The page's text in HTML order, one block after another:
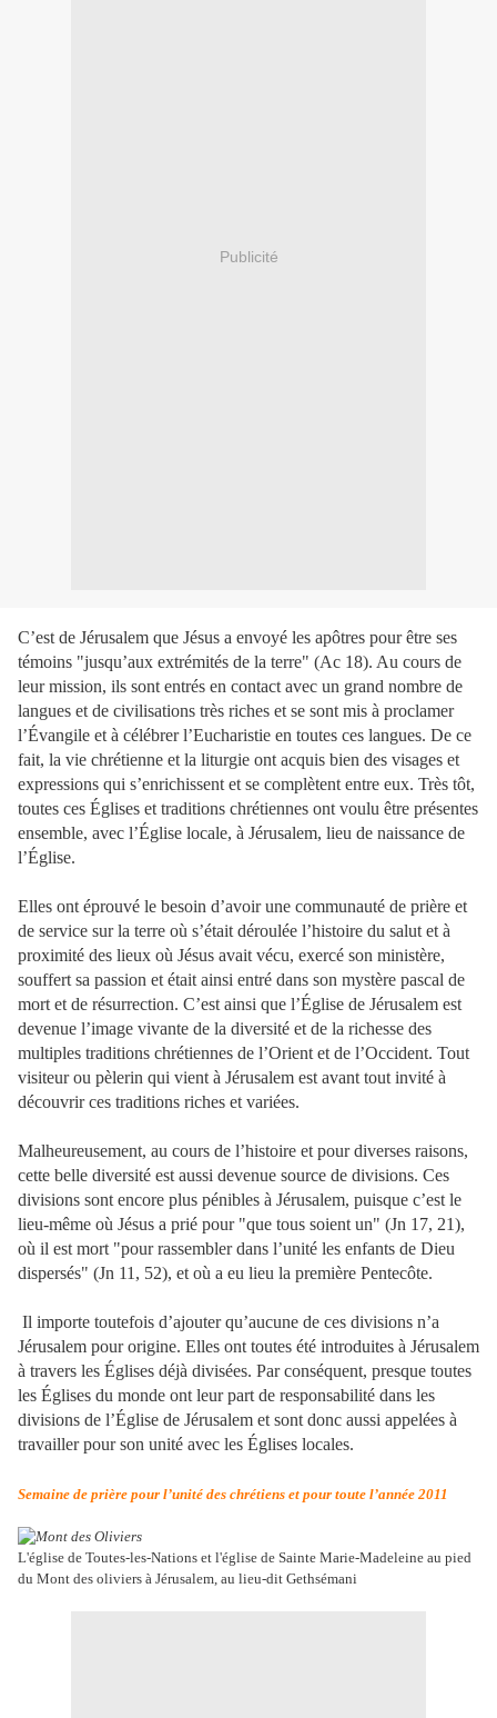
Publicité
C’est de Jérusalem que Jésus a envoyé les apôtres pour être ses
témoins "jusqu’aux extrémités de la terre" (Ac 18). Au cours de
leur mission, ils sont entrés en contact avec un grand nombre de
langues et de civilisations très riches et se sont mis à proclamer
l’Évangile et à célébrer l’Eucharistie en toutes ces langues. De ce
fait, la vie chrétienne et la liturgie ont acquis bien des visages et
expressions qui s’enrichissent et se complètent entre eux. Très tôt,
toutes ces Églises et traditions chrétiennes ont voulu être présentes
ensemble, avec l’Église locale, à Jérusalem, lieu de naissance de
l’Église.
Elles ont éprouvé le besoin d’avoir une communauté de prière et
de service sur la terre où s’était déroulée l’histoire du salut et à
proximité des lieux où Jésus avait vécu, exercé son ministère,
souffert sa passion et était ainsi entré dans son mystère pascal de
mort et de résurrection. C’est ainsi que l’Église de Jérusalem est
devenue l’image vivante de la diversité et de la richesse des
multiples traditions chrétiennes de l’Orient et de l’Occident. Tout
visiteur ou pèlerin qui vient à Jérusalem est avant tout invité à
découvrir ces traditions riches et variées.
Malheureusement, au cours de l’histoire et pour diverses raisons,
cette belle diversité est aussi devenue source de divisions. Ces
divisions sont encore plus pénibles à Jérusalem, puisque c’est le
lieu-même où Jésus a prié pour "que tous soient un" (Jn 17, 21),
où il est mort "pour rassembler dans l’unité les enfants de Dieu
dispersés" (Jn 11, 52), et où a eu lieu la première Pentecôte.
Il importe toutefois d’ajouter qu’aucune de ces divisions n’a
Jérusalem pour origine. Elles ont toutes été introduites à Jérusalem
à travers les Églises déjà divisées. Par conséquent, presque toutes
les Églises du monde ont leur part de responsabilité dans les
divisions de l’Église de Jérusalem et sont donc aussi appelées à
travailler pour son unité avec les Églises locales.
Semaine de prière pour l’unité des chrétiens et pour toute l’année 2011
L'église de Toutes-les-Nations et l'église de Sainte Marie-Madeleine au pied
du Mont des oliviers à Jérusalem, au lieu-dit Gethsémani